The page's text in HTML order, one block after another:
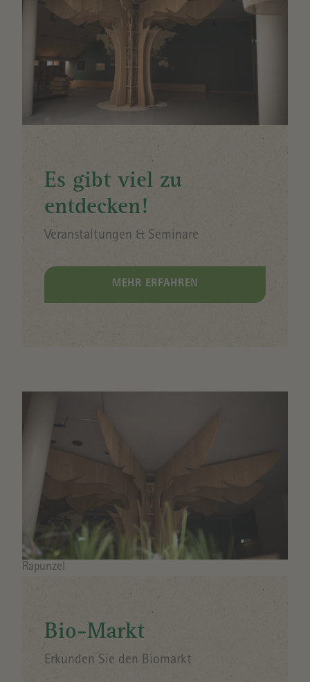
Es gibt viel zu
entdecken!
Veranstaltungen & Seminare
MEHR ERFAHREN
Bio-Markt
Erkunden Sie den Biomarkt
Bildrechte
Rapunzel